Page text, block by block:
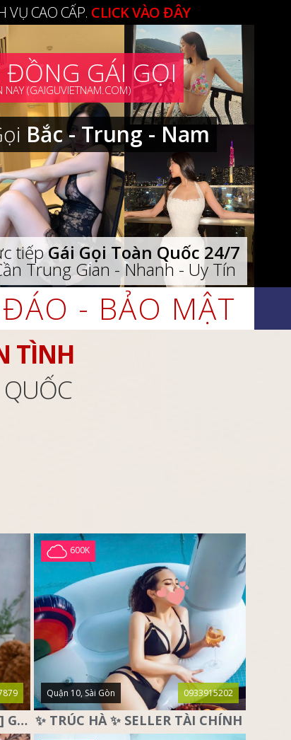
VỤ CAO CẤP. CLICK VÀO ĐÂY
Bắc - Trung - Nam
ĐỒNG GÁI GỌI
NAY (GAIGUVIETNAM.COM)
tiếpGái Gọi Toàn Quốc 24/7
Trung Gian - Nhanh - Uy Tín
- BẢO MẬT
TÌNH
♥️ THỎ TRẮNG ♥️ [ Miền Nam ] Gái Gọi Quận 10, Sài Gòn
600K
Quận 10, Sài Gòn 0933915202
✨ TRÚC HÀ ✨ SELLER TÀI CHÍNH